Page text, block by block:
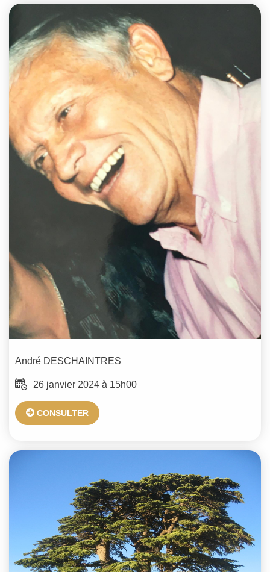
André DESCHAINTRES
26 janvier 2024 à 15h00
CONSULTER